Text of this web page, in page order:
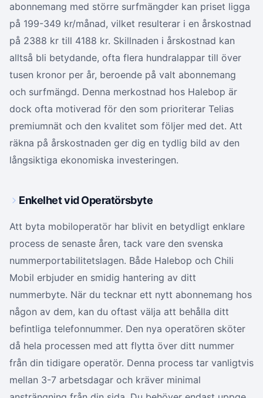
abonnemang med större surfmängder kan priset ligga
på 199-349 kr/månad, vilket resulterar i en årskostnad
på 2388 kr till 4188 kr. Skillnaden i årskostnad kan
alltså bli betydande, ofta flera hundralappar till över
tusen kronor per år, beroende på valt abonnemang
och surfmängd. Denna merkostnad hos Halebop är
dock ofta motiverad för den som prioriterar Telias
premiumnät och den kvalitet som följer med det. Att
räkna på årskostnaden ger dig en tydlig bild av den
långsiktiga ekonomiska investeringen.
Enkelhet vid Operatörsbyte
Att byta mobiloperatör har blivit en betydligt enklare
process de senaste åren, tack vare den svenska
nummerportabilitetslagen. Både Halebop och Chili
Mobil erbjuder en smidig hantering av ditt
nummerbyte. När du tecknar ett nytt abonnemang hos
någon av dem, kan du oftast välja att behålla ditt
befintliga telefonnummer. Den nya operatören sköter
då hela processen med att flytta över ditt nummer
från din tidigare operatör. Denna process tar vanligtvis
mellan 3-7 arbetsdagar och kräver minimal